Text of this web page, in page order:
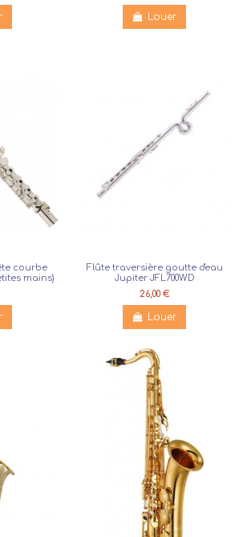
Louer
courbe
mains)
Flûte traversière goutte d'eau
Jupiter JFL700WD
26,00 €
Louer